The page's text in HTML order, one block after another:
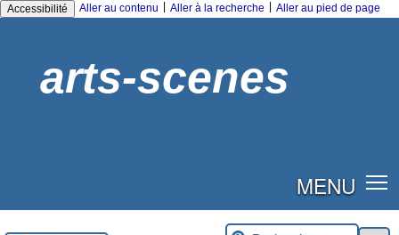
Accessibilité Aller au contenu Aller à la recherche Aller au pied de page
arts-scenes
MENU